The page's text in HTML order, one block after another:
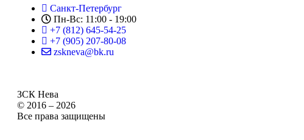
Санкт-Петербург
Пн-Вс: 11:00 - 19:00
+7 (812) 645-54-25
+7 (905) 207-80-08
zskneva@bk.ru
ЗСК Нева
© 2016 – 2026
Все права защищены